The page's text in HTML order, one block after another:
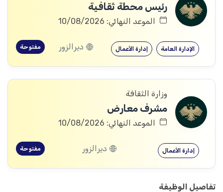
رئيس محطة ثقافية
الموعد النهائي: 10/08/2026
إدارة الأعمال الإدارة العامة ديرالزور مفتوحة
وزارة الثقافة
مشرف معارض
الموعد النهائي: 10/08/2026
إدارة الأعمال ديرالزور مفتوحة
تفاصيل الوظيفة